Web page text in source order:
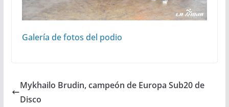
Galería de fotos del podio
Mykhailo Brudin, campeón de Europa Sub20 de
Disco